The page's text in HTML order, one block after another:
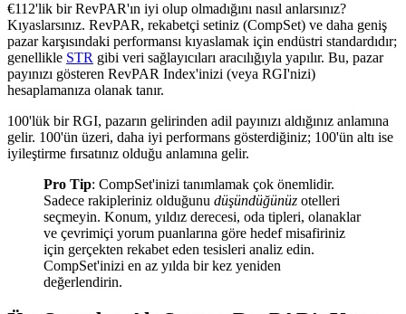
€112'lik bir RevPAR'ın iyi olup olmadığını nasıl anlarsınız?
Kıyaslarsınız. RevPAR, rekabetçi setiniz (CompSet) ve daha geniş
pazar karşısındaki performansı kıyaslamak için endüstri standardıdır;
genellikle STR gibi veri sağlayıcıları aracılığıyla yapılır. Bu, pazar
payınızı gösteren RevPAR Index'inizi (veya RGI'nizi)
hesaplamanıza olanak tanır.
100'lük bir RGI, pazarın gelirinden adil payınızı aldığınız anlamına
gelir. 100'ün üzeri, daha iyi performans gösterdiğiniz; 100'ün altı ise
iyileştirme fırsatınız olduğu anlamına gelir.
Pro Tip: CompSet'inizi tanımlamak çok önemlidir.
Sadece rakipleriniz olduğunu düşündüğünüz otelleri
seçmeyin. Konum, yıldız derecesi, oda tipleri, olanaklar
ve çevrimiçi yorum puanlarına göre hedef misafiriniz
için gerçekten rekabet eden tesisleri analiz edin.
CompSet'inizi en az yılda bir kez yeniden
değerlendirin.